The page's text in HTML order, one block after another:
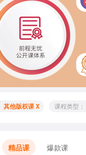
其他版权课 X 课程类型：
精品课 爆款课